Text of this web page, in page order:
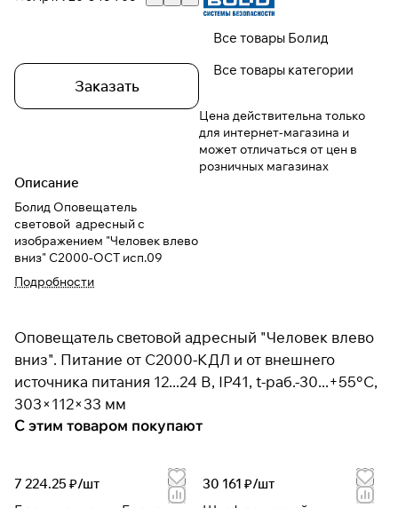
Заказать
Описание
Болид Оповещатель
световой адресный с
изображением "Человек влево
вниз" С2000-ОСТ исп.09
Подробности
Все товары Болид
Все товары категории
Цена действительна только
для интернет-магазина и
может отличаться от цен в
розничных магазинах
Оповещатель световой адресный "Человек влево
вниз". Питание от С2000-КДЛ и от внешнего
источника питания 12...24 В, IP41, t-раб.-30...+55°С,
303×112×33 мм
С этим товаром покупают
7 224.25 ₽/шт
30 161 ₽/шт